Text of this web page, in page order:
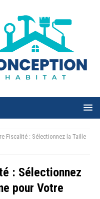
Fiscalité : Sélectionnez la Taille
: Sélectionnez
pour Votre